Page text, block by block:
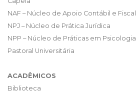
NAF – Núcleo de Apoio Contábil e Fiscal
NPJ – Núcleo de Prática Jurídica
NPP – Núcleo de Práticas em Psicologia
Pastoral Universitária
ACADÊMICOS
Biblioteca